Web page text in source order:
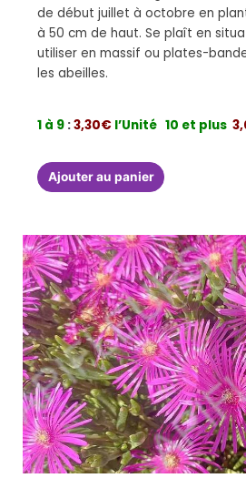
de début juillet à octobre en
à 50 cm de haut. Se plaît en
utiliser en massif ou plates-
les abeilles.
1 à 9 :3,30€ l’Unité 10 et plus
Ajouter au panier